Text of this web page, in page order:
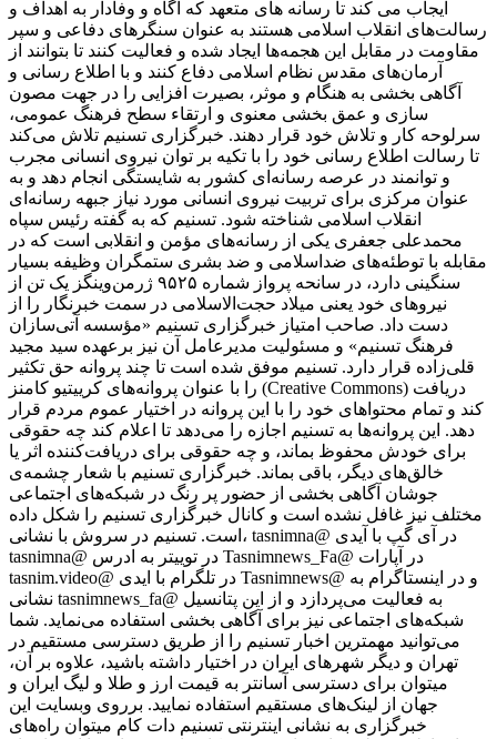
ایجاب می کند تا رسانه های متعهد که آگاه و وفادار به اهداف و
رسالت‌های انقلاب اسلامی هستند به عنوان سنگرهای دفاعی و سپر
مقاومت در مقابل این هجمه‌ها ایجاد شده و فعالیت کنند تا بتوانند از
آرمان‌های مقدس نظام اسلامی دفاع کنند و با اطلاع رسانی و
آگاهی بخشی به هنگام و موثر، بصیرت افزایی را در جهت مصون
سازی و عمق بخشی معنوی و ارتقاء سطح فرهنگ عمومی،
سرلوحه کار و تلاش خود قرار دهند. خبرگزاری تسنیم تلاش می‌کند
تا رسالت اطلاع رسانی خود را با تکیه بر توان نیروی انسانی مجرب
و توانمند در عرصه رسانه‌ای کشور به شایستگی انجام دهد و به
عنوان مرکزی برای تربیت نیروی انسانی مورد نیاز جبهه رسانه‌ای
انقلاب اسلامی شناخته شود. تسنیم که به گفته رئیس سپاه
محمدعلی جعفری یکی از رسانه‌های مؤمن و انقلابی است که در
مقابله با توطئه‌های ضداسلامی و ضد بشری ستمگران وظیفه بسیار
سنگینی دارد، در سانحه پرواز شماره ۹۵۲۵ ژرمن‌وینگز یک تن از
نیروهای خود یعنی میلاد حجت‌الاسلامی در سمت خبرنگار را از
دست داد. صاحب امتیاز خبرگزاری تسنیم «مؤسسه آتی‌سازان
فرهنگ تسنیم» و مسئولیت مدیرعامل آن نیز برعهده سید مجید
قلی‌زاده‌ قرار دارد. تسنیم موفق شده است تا چند پروانه حق تکثیر
را با عنوان پروانه‌های کرییتیو کامنز (Creative Commons) دریافت
کند و تمام محتواهای خود را با این پروانه در اختیار عموم مردم قرار
دهد. این پروانه‌ها به تسنیم اجازه را می‌دهد تا اعلام کند چه حقوقی
برای خودش محفوظ بماند، و چه حقوقی برای دریافت‌کننده اثر یا
خالق‌های دیگر، باقی بماند. خبرگزاری تسنیم با شعار چشمه‌ی
جوشان آگاهی بخشی از حضور پر رنگ در شبکه‌های اجتماعی
مختلف نیز غافل نشده است و کانال خبرگزاری تسنیم را شکل داده
است. تسنیم در سروش با نشانی، tasnimna@ در آی گپ با آیدی
tasnimna@ در توییتر به ادرس Tasnimnews_Fa@ در آپارات
tasnim.video@ در تلگرام با ایدی Tasnimnews@ و در اینستاگرام به
نشانی tasnimnews_fa@ به فعالیت می‌پردازد و از این پتانسیل
شبکه‌های اجتماعی نیز برای آگاهی بخشی استفاده می‌نماید. شما
می‌توانید مهمترین اخبار تسنیم را از طریق دسترسی مستقیم در
تهران و دیگر شهرهای ایران در اختیار داشته باشید، علاوه بر آن،
میتوان برای دسترسی آسانتر به قیمت ارز و طلا و لیگ ایران و
جهان از لینک‌های مستقیم استفاده نمایید. برروی وبسایت این
خبرگزاری به نشانی اینترنتی تسنیم دات کام میتوان راه‌های